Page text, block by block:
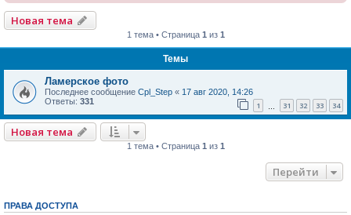
Новая тема
1 тема • Страница 1 из 1
Темы
Ламерское фото
Последнее сообщение Cpl_Step « 17 авг 2020, 14:26
Ответы: 331 1 31 32 33 34
Новая тема
1 тема • Страница 1 из 1
Перейти
ПРАВА ДОСТУПА